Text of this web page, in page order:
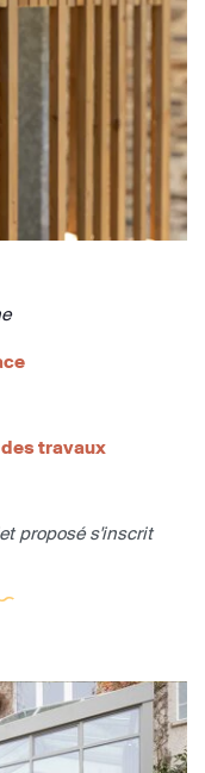
travaux
proposé s'inscrit